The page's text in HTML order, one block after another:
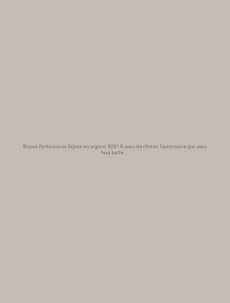
Bijoux fantaisie ou bijoux en argent 925? À vous de choisir l’accessoire qui vous
fera belle